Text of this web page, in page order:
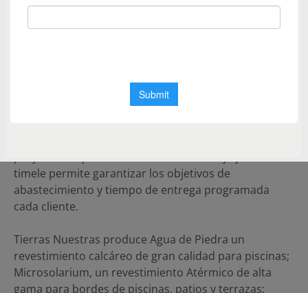
vincula el conocimiento de materias primas, la
implementación de procesos productivos de
La filosofía de Tierras Nuestras es lograr una
timele permite garantizar los objetivos de
abastecimiento y tiempo de entrega programada
cada cliente.
Tierras Nuestras produce Agua de Piedra un
revestimiento calcáreo de gran calidad para piscinas;
Microsolarium, un revestimiento Atérmico de alta
gama para bordes de piscinas, patios y terrazas;